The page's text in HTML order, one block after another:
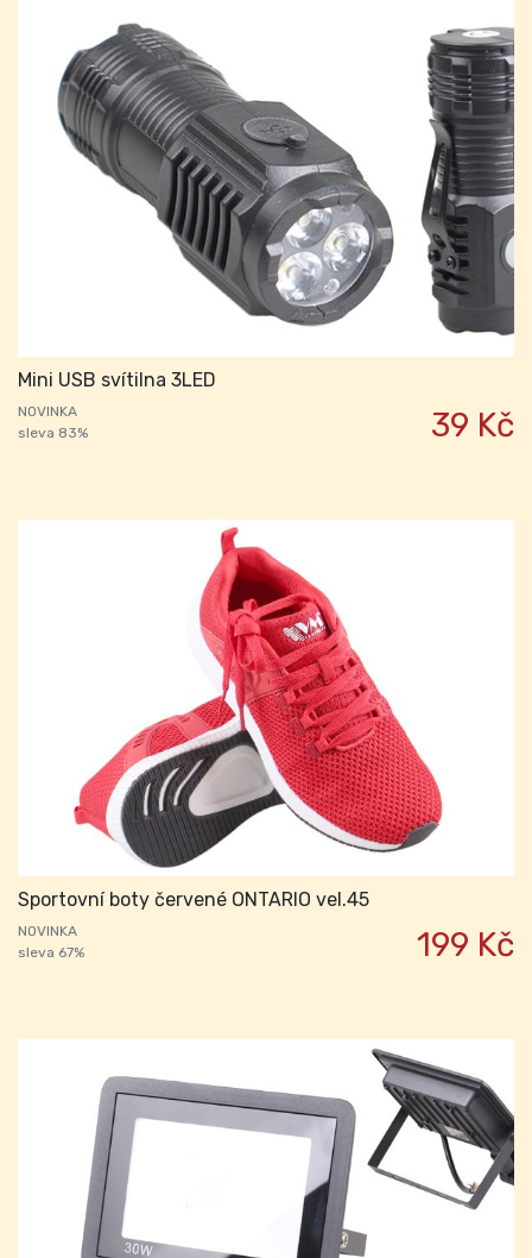
Mini USB svítilna 3LED
NOVINKA
sleva 83%
39 Kč
Sportovní boty červené ONTARIO vel.45
NOVINKA
sleva 67%
199 Kč